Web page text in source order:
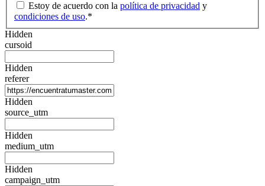
Estoy de acuerdo con la política de privacidad y
condiciones de uso.*
Hidden
cursoid
Hidden
referer
Hidden
source_utm
Hidden
medium_utm
Hidden
campaign_utm